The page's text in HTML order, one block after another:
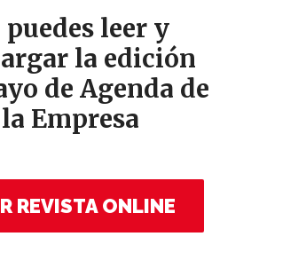
puedes leer y
la edición
de Agenda de
la Empresa
REVISTA ONLINE